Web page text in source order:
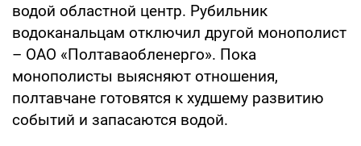
водой областной центр. Рубильник
водоканальцам отключил другой монополист
– ОАО «Полтаваобленерго». Пока
монополисты выясняют отношения,
полтавчане готовятся к худшему развитию
событий и запасаются водой.